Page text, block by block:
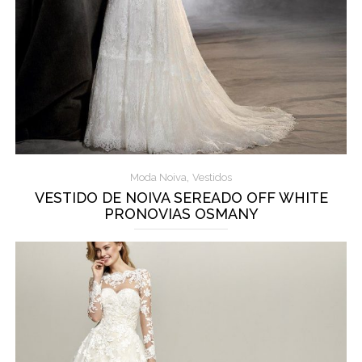
Moda Noiva, Vestidos
VESTIDO DE NOIVA SEREADO OFF WHITE
PRONOVIAS OSMANY